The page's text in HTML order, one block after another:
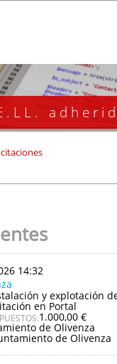
14:32
y explotación
en Portal
1.000,00 €
de Olivenza
de Olivenza